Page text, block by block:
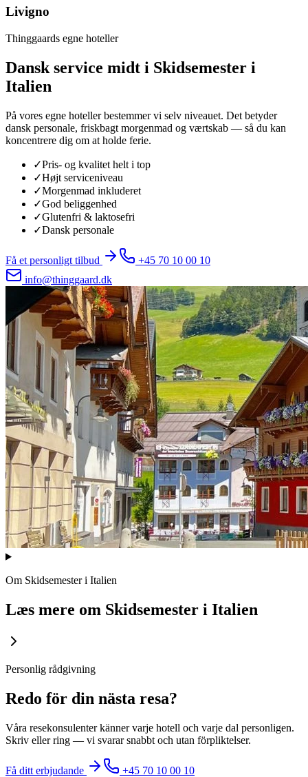
Livigno
Thinggaards egne hoteller
Dansk service midt i Skidsemester i
Italien
På vores egne hoteller bestemmer vi selv niveauet. Det betyder
dansk personale, friskbagt morgenmad og værtskab — så du kan
koncentrere dig om at holde ferie.
✓Pris- og kvalitet helt i top
✓Højt serviceniveau
✓Morgenmad inkluderet
✓God beliggenhed
✓Glutenfri & laktosefri
✓Dansk personale
Få et personligt tilbud
+45 70 10 00 10
info@thinggaard.dk
Om Skidsemester i Italien
Læs mere om Skidsemester i Italien
Personlig rådgivning
Redo för din nästa resa?
Våra resekonsulenter känner varje hotell och varje dal personligen.
Skriv eller ring — vi svarar snabbt och utan förpliktelser.
Få ditt erbjudande +45 70 10 00 10